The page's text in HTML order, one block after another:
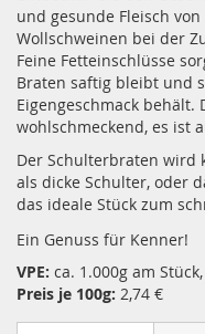
und gesunde Fleisch
Wollschweinen bei der
Feine Fetteinschlüsse
Braten saftig bleibt und
Eigengeschmack
wohlschmeckend, es ist
Der Schulterbraten wird
als dicke Schulter, oder
das ideale Stück zum
Ein Genuss für Kenner!
VPE: ca. 1.000g am
Preis je 100g: 2,74 €